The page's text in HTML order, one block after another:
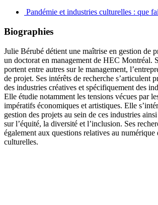
Pandémie et industries culturelles : que
Biographies
Julie Bérubé détient une maîtrise en gestion de
un doctorat en management de HEC Montréal.
portent entre autres sur le management,
de projet. Ses intérêts de recherche s’articulent
des industries créatives et spécifiquement des
Elle étudie notamment les tensions vécues par
impératifs économiques et artistiques. Elle
gestion des projets au sein de ces industries
sur l’équité, la diversité et l’inclusion. Ses
également aux questions relatives au numérique
culturelles.